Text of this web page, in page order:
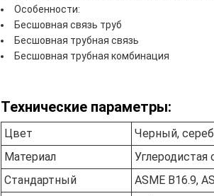
Особенности:
Бесшовная связь труб
Бесшовная трубная связь
Бесшовная трубная комбинация
Технические параметры:
Цвет
Черный,
Материал
Углеродистая
Стандартный
ASME B16.9,